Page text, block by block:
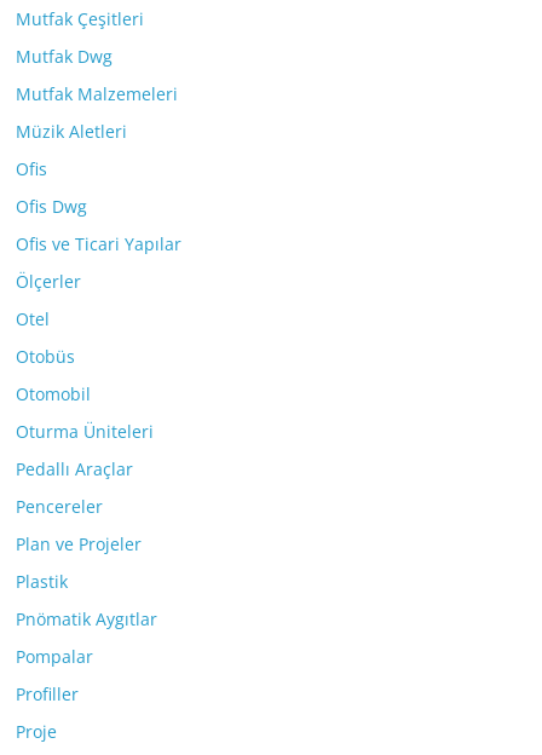
Mutfak Çeşitleri
Mutfak Dwg
Mutfak Malzemeleri
Müzik Aletleri
Ofis
Ofis Dwg
Ofis ve Ticari Yapılar
Ölçerler
Otel
Otobüs
Otomobil
Oturma Üniteleri
Pedallı Araçlar
Pencereler
Plan ve Projeler
Plastik
Pnömatik Aygıtlar
Pompalar
Profiller
Proje